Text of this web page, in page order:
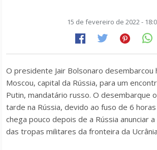
15 de fevereiro de 2022 -
O presidente Jair Bolsonaro desembarcou
Moscou, capital da Rússia, para um
Putin, mandatário russo. O desembarque
tarde na Rússia, devido ao fuso de 6
chega pouco depois de a Rússia anunciar
das tropas militares da fronteira da